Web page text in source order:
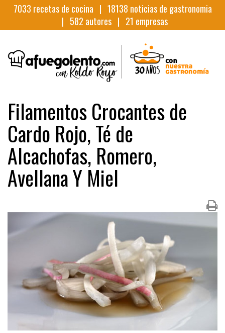
7033 recetas de cocina | 18138 noticias de gastronomia
| 582 autores | 21 empresas
Filamentos Crocantes de
Cardo Rojo, Té de
Alcachofas, Romero,
Avellana Y Miel